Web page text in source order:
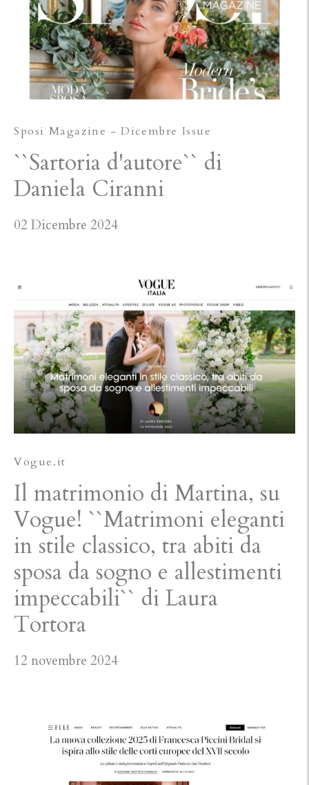
Sposi Magazine - Dicembre Issue
``Sartoria d'autore`` di
Daniela Ciranni
02 Dicembre 2024
Vogue.it
Il matrimonio di Martina, su
Vogue! ``Matrimoni eleganti
in stile classico, tra abiti da
sposa da sogno e allestimenti
impeccabili`` di Laura
Tortora
12 novembre 2024